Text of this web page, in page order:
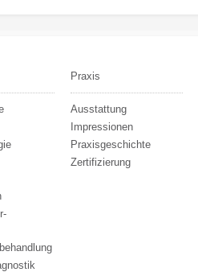
Praxis
Ausstattung
Impressionen
Praxisgeschichte
Zertifizierung